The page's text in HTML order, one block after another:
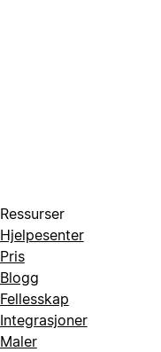
Ressurser
Hjelpesenter
Pris
Blogg
Fellesskap
Integrasjoner
Maler